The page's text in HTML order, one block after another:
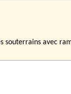
souterrains avec